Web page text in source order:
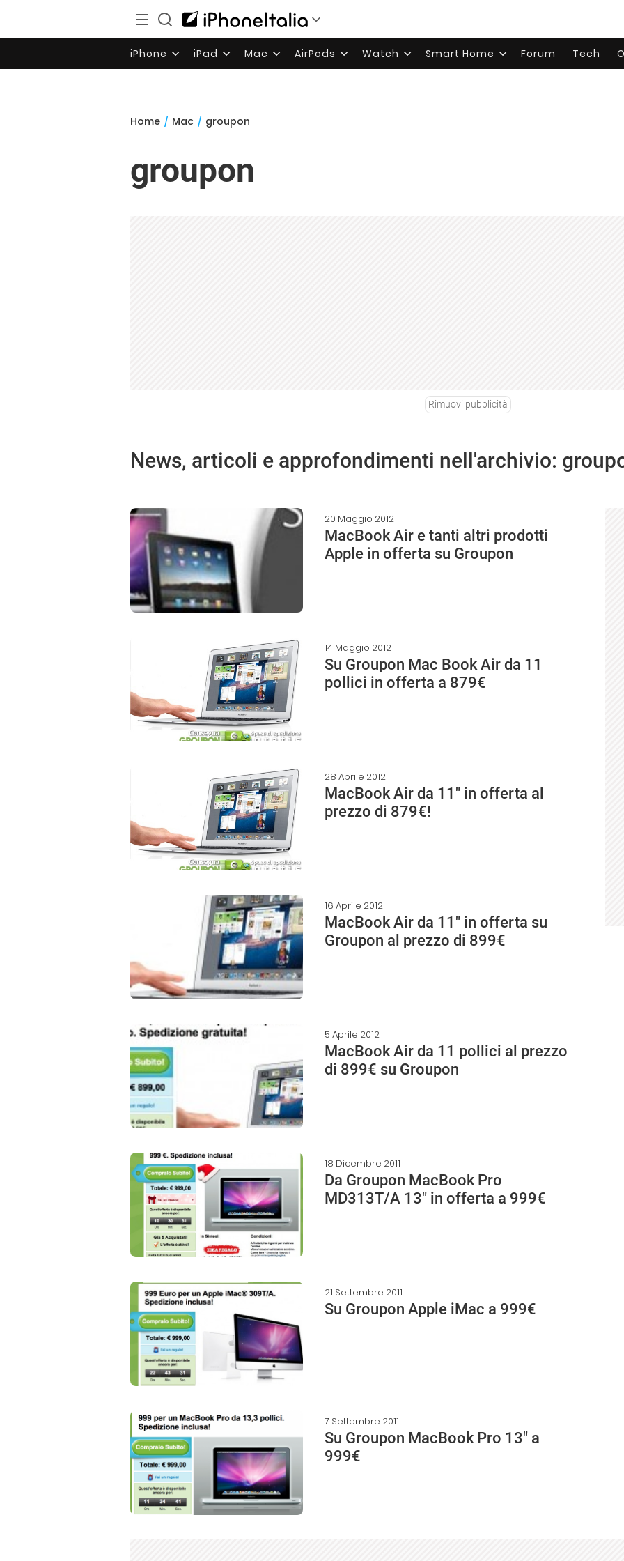
iPhone iPad Mac AirPods Watch Smart Home Forum Tech
Home / Mac / groupon
groupon
Rimuovi pubblicità
News, articoli e approfondimenti nell'archivio:
20 Maggio 2012
MacBook Air e tanti altri prodotti
Apple in offerta su Groupon
14 Maggio 2012
Su Groupon Mac Book Air da 11
pollici in offerta a 879€
28 Aprile 2012
MacBook Air da 11″ in offerta al
prezzo di 879€!
16 Aprile 2012
MacBook Air da 11″ in offerta su
Groupon al prezzo di 899€
5 Aprile 2012
MacBook Air da 11 pollici al prezzo
di 899€ su Groupon
18 Dicembre 2011
Da Groupon MacBook Pro
MD313T/A 13″ in offerta a 999€
21 Settembre 2011
Su Groupon Apple iMac a 999€
7 Settembre 2011
Su Groupon MacBook Pro 13″ a
999€